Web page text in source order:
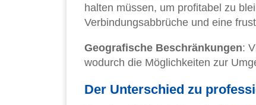
halten müssen, um profitabel zu
Verbindungsabbrüche und eine
Geografische Beschränkungen:
wodurch die Möglichkeiten zur
Der Unterschied zu